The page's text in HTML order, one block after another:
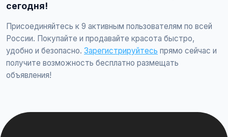
сегодня!
Присоединяйтесь к 9 активным пользователям по всей
России. Покупайте и продавайте красота быстро,
удобно и безопасно. Зарегистрируйтесь прямо сейчас и
получите возможность бесплатно размещать
объявления!